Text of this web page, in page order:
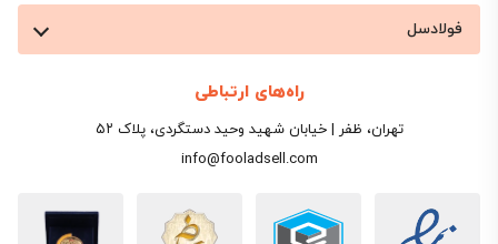
فولادسل
راه‌های ارتباطی
تهران، ظفر | خیابان شهید وحید دستگردی، پلاک ۵۲
info@fooladsell.com